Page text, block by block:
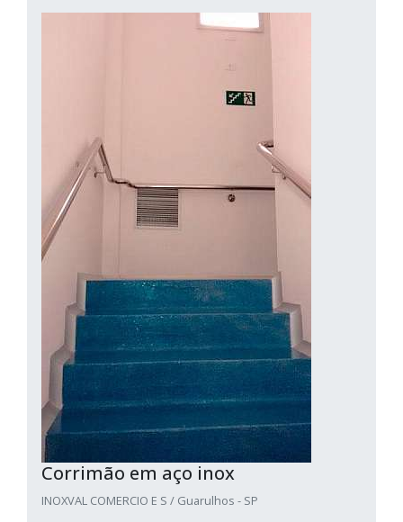
Corrimão em aço inox
INOXVAL COMERCIO E S / Guarulhos - SP